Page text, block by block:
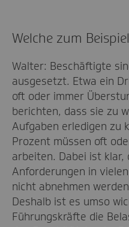
Welche zum
Walter: Beschäftigte
ausgesetzt. Etwa ein
oft oder immer
berichten, dass sie zu
Aufgaben erledigen zu
Prozent müssen oft
arbeiten. Dabei ist
Anforderungen in
nicht abnehmen
Deshalb ist es umso
Führungskräfte die